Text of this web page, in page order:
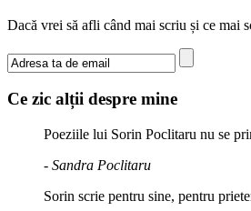
Dacă vrei să afli când mai scriu și ce mai
Ce zic alții despre mine
Poeziile lui Sorin Poclitaru nu se
- Sandra Poclitaru
Sorin scrie pentru sine, pentru